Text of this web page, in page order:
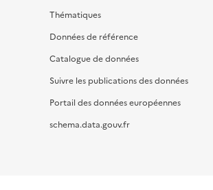
Thématiques
Données de référence
Catalogue de données
Suivre les publications des données
Portail des données européennes
schema.data.gouv.fr